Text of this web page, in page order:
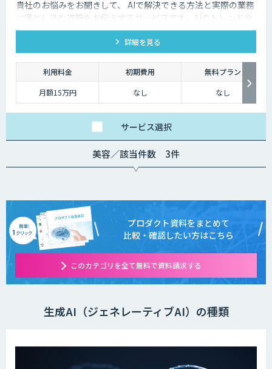
貴社のお悩みをお聞きして、 AIで解決できる方法と実際の業務
に落とし込む道筋をお伝えするサービスです。AIのトレンドや
最新の事例はもちろん、自社にあった活用を安価にクイックに
詳細を見る
利用料金 初期費用
無料プラン
月額15万円
なし なし
サービス選択
美容／該当件数 3件
プロダクト資料をまとめて
比較・確認したい方はこちら
このカテゴリを全て無料で資料請求する
生成AI（ジェネレーティブAI）の種類